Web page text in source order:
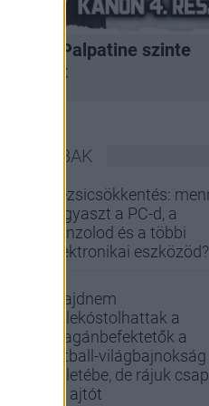
Palpatine szinte
Rezsicsökkentés:
fogyaszt a PC-d, a
konzolod és a többi
elektronikai eszközöd?
Majdnem
belekóstolhattak a
magánbefektetők a
futball-világbajnokság
üzletébe, de rájuk
az ajtót